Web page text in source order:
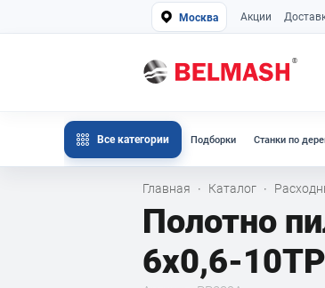
Москва Акции
Все категории Подборки Станки по
Главная · Каталог ·
Полотно
6x0,6-